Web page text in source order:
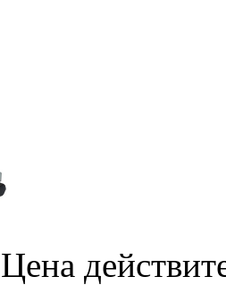
Цена